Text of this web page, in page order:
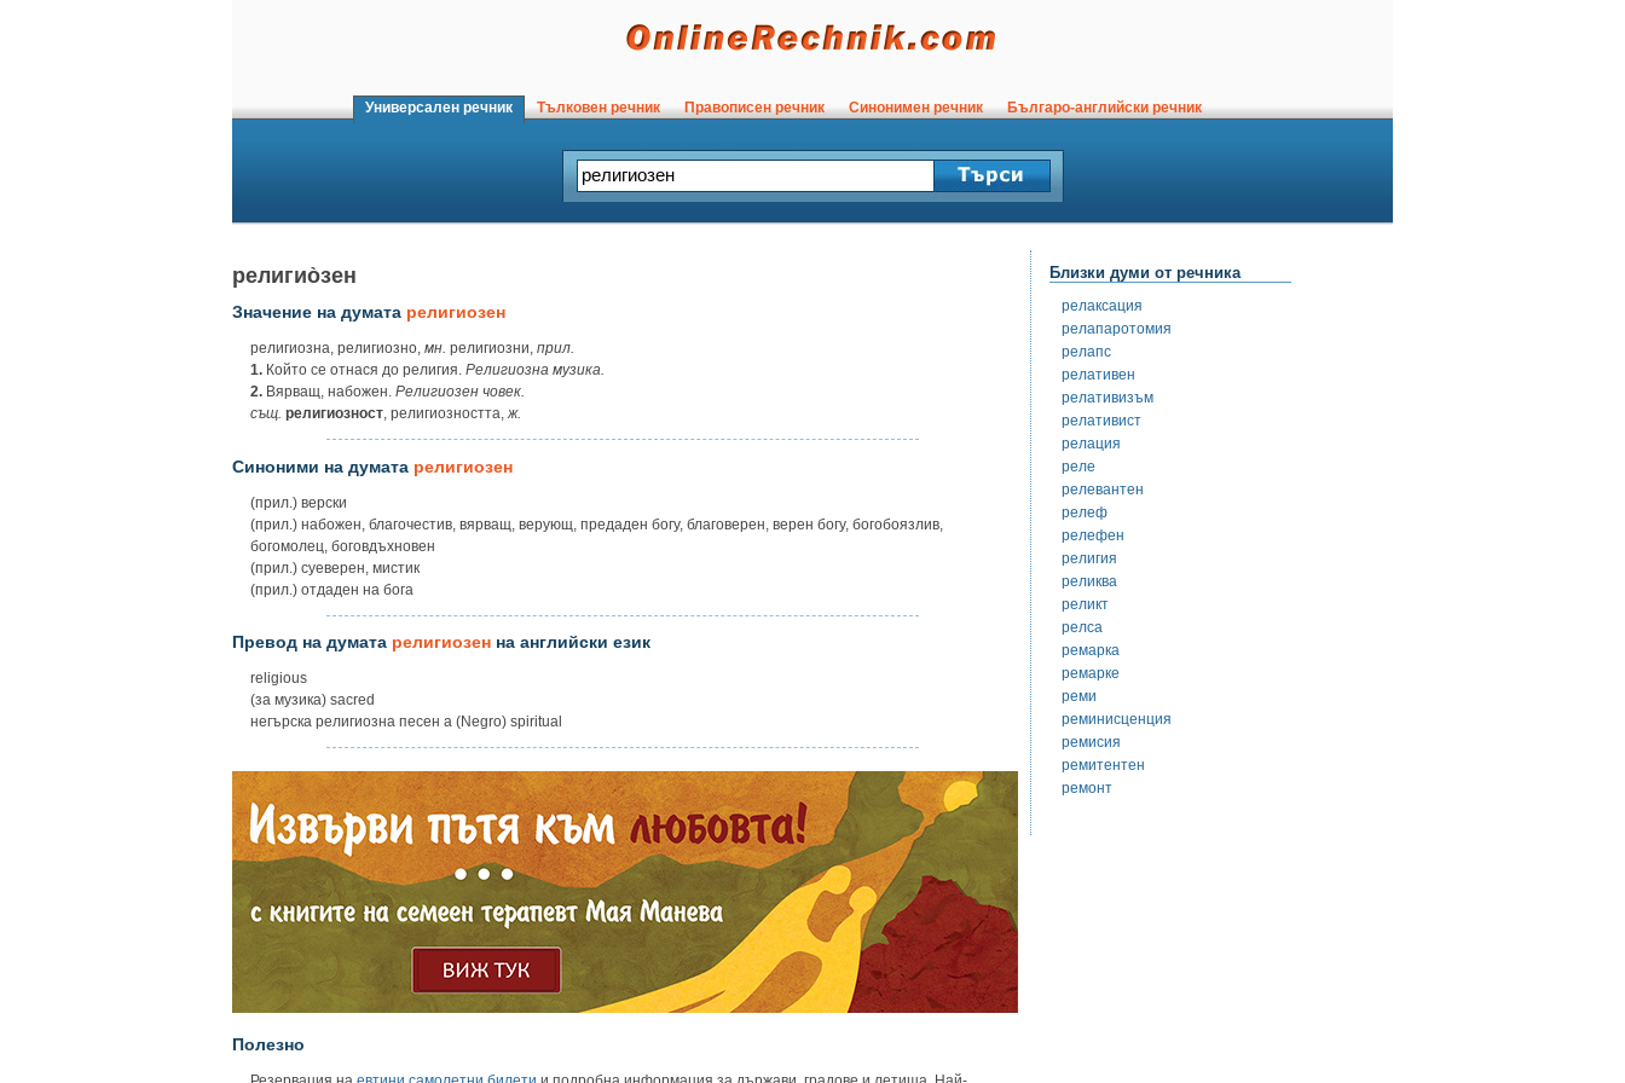
Универсален речник Тълковен речник Правописен речник Синонимен речник Българо-английски речник
религио̀зен
Значение на думата религиозен
религиозна, религиозно, мн. религиозни, прил.
1. Който се отнася до религия. Религиозна музика.
2. Вярващ, набожен. Религиозен човек.
същ. религиозност, религиозността,ж.
Синоними на думата религиозен
(прил.) верски
(прил.) набожен, благочестив, вярващ, верующ, предаден богу, благоверен, верен богу, богобоязлив,
богомолец, боговдъхновен
(прил.) суеверен, мистик
(прил.) отдаден на бога
Превод на думата религиозен на английски език
religious
(за музика) sacred
негърска религиозна песен а (Negro) spiritual
Полезно
Близки думи от речника
релаксация
релапаротомия
релапс
релативен
релативизъм
релативист
релация
реле
релевантен
релеф
релефен
религия
реликва
реликт
релса
ремарка
ремарке
реми
реминисценция
ремисия
ремитентен
ремонт